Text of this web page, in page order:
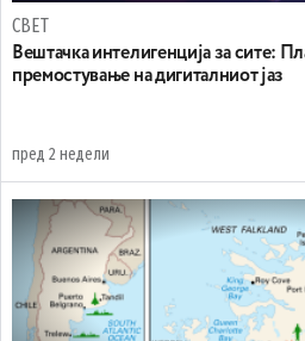
СВЕТ
Вештачка интелигенција за сите:
премостување на дигиталниот јаз
пред 2 недели